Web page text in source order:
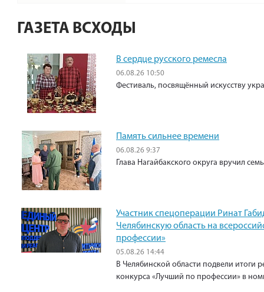
ГАЗЕТА ВСХОДЫ
В сердце русского ремесла
06.08.26 10:50
Фестиваль, посвящённый искусству
Память сильнее времени
06.08.26 9:37
Глава Нагайбакского округа вручил
Участник спецоперации Ринат
Челябинскую область на
профессии»
05.08.26 14:44
В Челябинской области подвели итоги
конкурса «Лучший по профессии» в